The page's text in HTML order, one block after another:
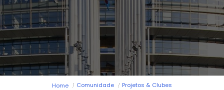
História
Comunicados
Tabela de Preços
Viver as férias 2025
Testemunhos
Perguntas Frequentes
Jornal Digital
Home Comunidade
Projetos & Clubes